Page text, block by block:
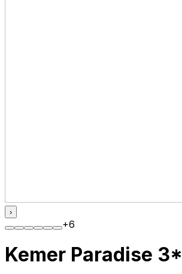
›
+6
Kemer Paradise 3*